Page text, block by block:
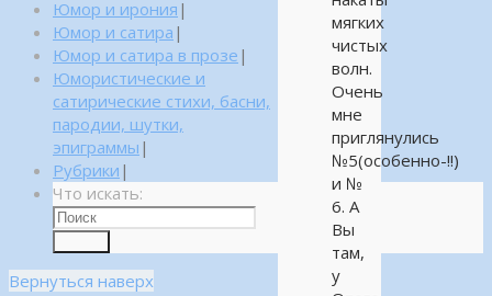
мягких
чистых
волн.
Очень
мне
приглянулись
№5(особенно-!!)
и №
6. А
Вы
там,
у
Юмор и ирония |
Юмор и сатира |
Юмор и сатира в прозе |
Юмористические и
сатирические стихи, басни,
пародии, шутки,
эпиграммы |
Рубрики |
Что искать:
Вернуться наверх